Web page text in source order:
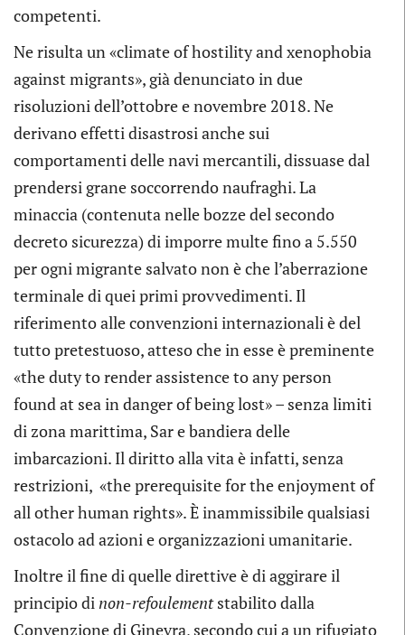
competenti.
Ne risulta un «climate of hostility and xenophobia
against migrants», già denunciato in due
risoluzioni dell’ottobre e novembre 2018. Ne
derivano effetti disastrosi anche sui
comportamenti delle navi mercantili, dissuase dal
prendersi grane soccorrendo naufraghi. La
minaccia (contenuta nelle bozze del secondo
decreto sicurezza) di imporre multe fino a 5.550
per ogni migrante salvato non è che l’aberrazione
terminale di quei primi provvedimenti. Il
riferimento alle convenzioni internazionali è del
tutto pretestuoso, atteso che in esse è preminente
«the duty to render assistence to any person
found at sea in danger of being lost» – senza limiti
di zona marittima, Sar e bandiera delle
imbarcazioni. Il diritto alla vita è infatti, senza
restrizioni, «the prerequisite for the enjoyment of
all other human rights». È inammissibile qualsiasi
ostacolo ad azioni e organizzazioni umanitarie.
Inoltre il fine di quelle direttive è di aggirare il
principio dinon-refoulementstabilito dalla
Convenzione di Ginevra, secondo cui a un rifugiato